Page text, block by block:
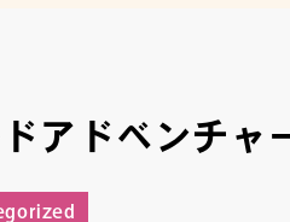
アドベンチャ